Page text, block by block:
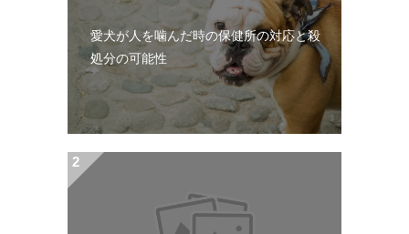
愛犬が人を噛んだ時の保健所の対応と殺
処分の可能性